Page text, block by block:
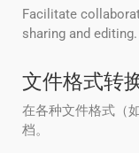
Facilitate
sharing and editing.
文件格式转
在各种文件格式（
档。